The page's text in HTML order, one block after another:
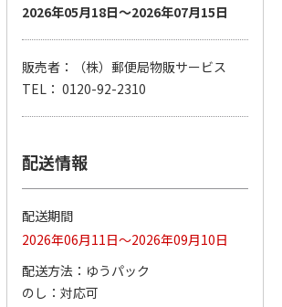
2026年05月18日～2026年07月15日
販売者：（株）郵便局物販サービス
TEL： 0120-92-2310
配送情報
配送期間
2026年06月11日～2026年09月10日
配送方法
ゆうパック
のし
対応可